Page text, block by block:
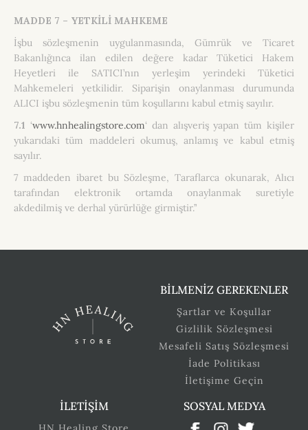
MADDE 7 – YETKİLİ MAHKEME
İşbu sözleşmenin uygulanmasında, Gümrük ve Ticaret
Bakanlığınca ilan edilen değere kadar Tüketici Hakem
Heyetleri ile SATICI’nın yerleşim yerindeki Tüketici
Mahkemeleri yetkilidir. Siparişin onaylanması durumunda
ALICI işbu sözleşmenin tüm koşullarını kabul etmiş sayılır.
7.1 ‘www.hnhealingstore.com‘ dan alışveriş yapan tüm kişiler
yukarıdaki tüm maddeleri okumuş, anlamış ve kabul etmiş
sayılır.
7 maddeden ibaret bu Sözleşme, Taraflarca okunarak, Alıcı
tarafından elektronik ortamda onaylanmak suretiyle
akdedilmiş ve derhal yürürlüğe girmiştir.’’
BİLMENİZ GEREKENLER
Şartlar ve Koşullar
Gizlilik Sözleşmesi
Mesafeli Satış Sözleşmesi
İade Politikası
İletişime Geçin
İLETİŞİM SOSYAL MEDYA